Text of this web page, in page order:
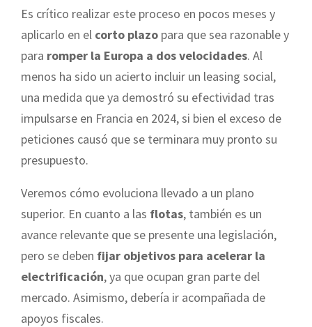
Es crítico realizar este proceso en pocos meses y
aplicarlo en el corto plazo para que sea razonable y
para romper la Europa a dos velocidades. Al
menos ha sido un acierto incluir un leasing social,
una medida que ya demostró su efectividad tras
impulsarse en Francia en 2024, si bien el exceso de
peticiones causó que se terminara muy pronto su
presupuesto.
Veremos cómo evoluciona llevado a un plano
superior. En cuanto a las flotas, también es un
avance relevante que se presente una legislación,
pero se deben fijar objetivos para acelerar la
electrificación, ya que ocupan gran parte del
mercado. Asimismo, debería ir acompañada de
apoyos fiscales.